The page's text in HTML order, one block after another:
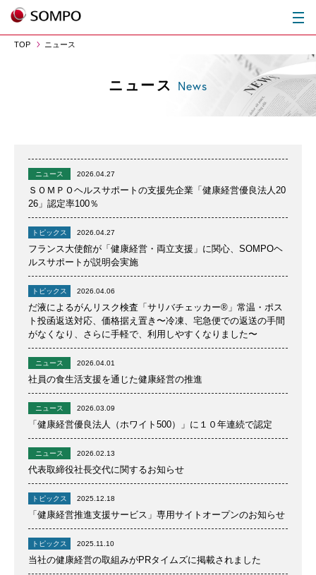
TOP ニュース
ニュース News
ニュース 2026.04.27
ＳＯＭＰＯヘルスサポートの支援先企業「健康経営優良法人20
26」認定率100％
トピックス 2026.04.27
フランス大使館が「健康経営・両立支援」に関心、SOMPOヘ
ルスサポートが説明会実施
トピックス 2026.04.06
だ液によるがんリスク検査「サリバチェッカー®」常温・ポス
ト投函返送対応、価格据え置き〜冷凍、宅急便での返送の手間
がなくなり、さらに手軽で、利用しやすくなりました〜
ニュース 2026.04.01
社員の食生活支援を通じた健康経営の推進
ニュース 2026.03.09
「健康経営優良法人（ホワイト500）」に１０年連続で認定
ニュース 2026.02.13
代表取締役社長交代に関するお知らせ
トピックス 2025.12.18
「健康経営推進支援サービス」専用サイトオープンのお知らせ
トピックス 2025.11.10
当社の健康経営の取組みがPRタイムズに掲載されました